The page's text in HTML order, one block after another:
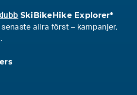
SkiBikeHike Explorer*
allra först – kampanjer,